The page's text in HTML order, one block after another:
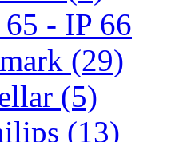
65 - IP 66
(29)
(5)
(13)